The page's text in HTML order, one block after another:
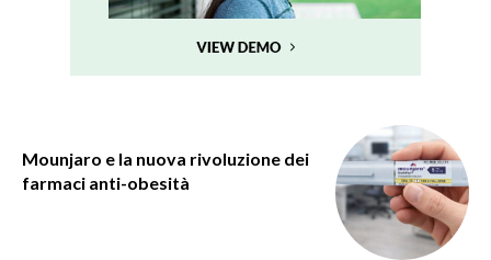
Mounjaro e la nuova rivoluzione dei
farmaci anti-obesità